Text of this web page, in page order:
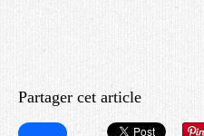
Partager cet article